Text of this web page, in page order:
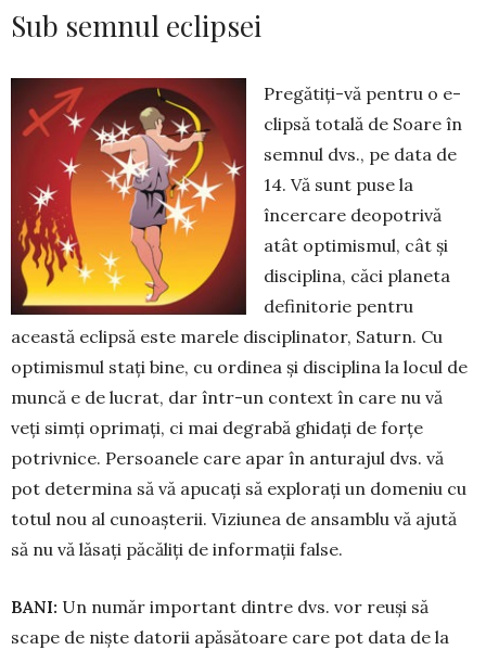
Sub semnul eclipsei
Pregătiți-vă pentru o e­
clip­să totală de Soare în
semnul dvs., pe data de
14. Vă sunt puse la
încercare deopotrivă
atât optimismul, cât și
disciplina, căci planeta
definitorie pentru
această eclipsă este marele disciplinator, Saturn. Cu
optimismul stați bine, cu ordinea și disciplina la locul de
muncă e de lucrat, dar într-un context în care nu vă
veți simți oprimați, ci mai degrabă ghidați de forțe
potrivnice. Persoanele care apar în anturajul dvs. vă
pot determina să vă apucați să explorați un domeniu cu
totul nou al cu­noaș­terii. Viziunea de ansamblu vă ajută
să nu vă lăsați păcăliți de informații false.
BANI: Un număr important dintre dvs. vor reuși să
scape de niște datorii apă­să­toare care pot data de la